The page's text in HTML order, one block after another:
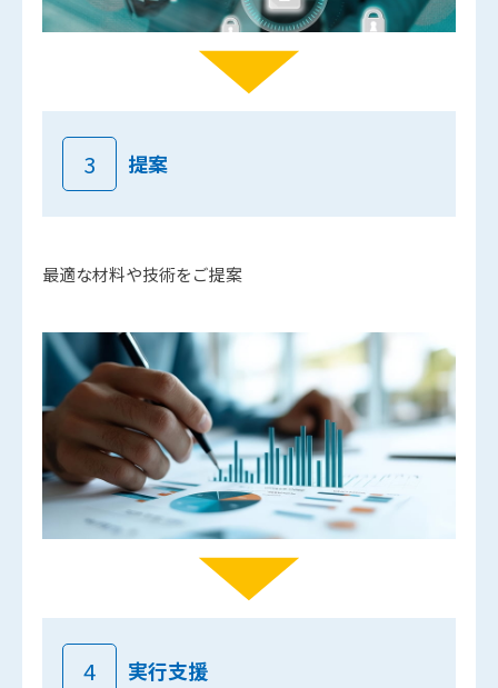
3 提案
最適な材料や技術をご提案
4 実行支援